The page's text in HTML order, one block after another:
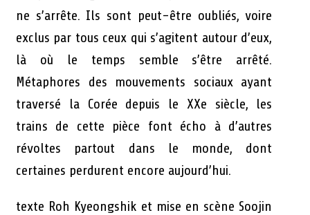
ne s’arrête. Ils sont peut-être oubliés, voire
exclus par tous ceux qui s’agitent autour d’eux,
là où le temps semble s’être arrêté.
Métaphores des mouvements sociaux ayant
traversé la Corée depuis le XXe siècle, les
trains de cette pièce font écho à d’autres
révoltes partout dans le monde, dont
certaines perdurent encore aujourd’hui.
texte Roh Kyeongshik et mise en scène Soojin